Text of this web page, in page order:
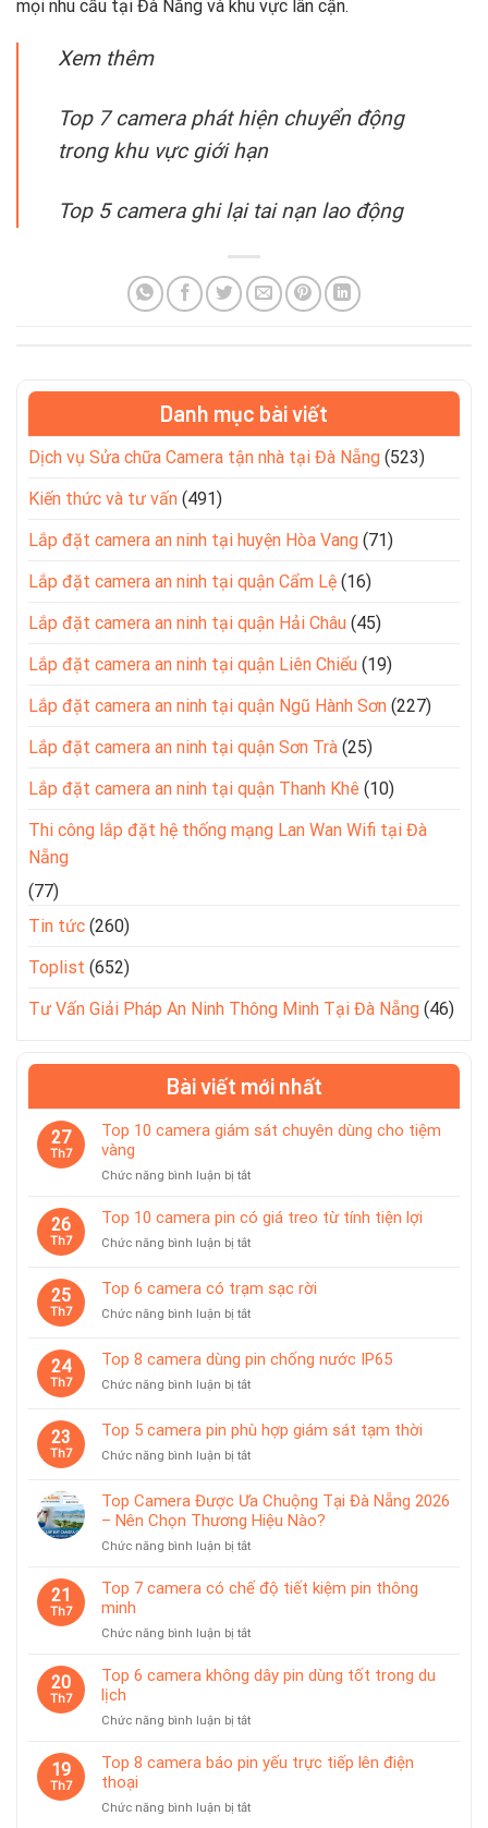
mọi nhu cầu tại Đà Nẵng và khu vực lân cận.
Xem thêm
Top 7 camera phát hiện chuyển động
trong khu vực giới hạn
Top 5 camera ghi lại tai nạn lao động
Danh mục bài viết
Dịch vụ Sửa chữa Camera tận nhà tại Đà Nẵng (523)
Kiến thức và tư vấn (491)
Lắp đặt camera an ninh tại huyện Hòa Vang (71)
Lắp đặt camera an ninh tại quận Cẩm Lệ (16)
Lắp đặt camera an ninh tại quận Hải Châu (45)
Lắp đặt camera an ninh tại quận Liên Chiểu (19)
Lắp đặt camera an ninh tại quận Ngũ Hành Sơn (227)
Lắp đặt camera an ninh tại quận Sơn Trà (25)
Lắp đặt camera an ninh tại quận Thanh Khê (10)
Thi công lắp đặt hệ thống mạng Lan Wan Wifi tại Đà
Nẵng
(77)
Tin tức (260)
Toplist (652)
Tư Vấn Giải Pháp An Ninh Thông Minh Tại Đà Nẵng (46)
Bài viết mới nhất
27
Th7
Top 10 camera giám sát chuyên dùng cho tiệm
vàng
Chức năng bình luận bị tắtở
10
camera
giám
chuyên
vàng
26
Th7
Top 10 camera pin có giá treo từ tính tiện lợi
Chức năng bình luận bị tắtở
camera
pin
giá
từ
tiện
25
Th7
Top 6 camera có trạm sạc rời
Chức năng bình luận bị tắtở
6
camera
có
sạc
24
Th7
Top 8 camera dùng pin chống nước IP65
Chức năng bình luận bị tắtở
8
camera
dùng
chống
nước
IP65
23
Th7
Top 5 camera pin phù hợp giám sát tạm thời
Chức năng bình luận bị tắtở
5
camera
pin
phù
giám
thời
Top Camera Được Ưa Chuộng Tại Đà Nẵng 2026
– Nên Chọn Thương Hiệu Nào?
Chức năng bình luận bị tắtở
Camera
Được
Chuộng
Đà
Chọn
Hiệu
21
Th7
Top 7 camera có chế độ tiết kiệm pin thông
minh
Chức năng bình luận bị tắtở
camera
chế
tiết
20
Th7
Top 6 camera không dây pin dùng tốt trong du
lịch
Chức năng bình luận bị tắtở
6
camera
dây
19
Th7
Top 8 camera báo pin yếu trực tiếp lên điện
thoại
Chức năng bình luận bị tắtở